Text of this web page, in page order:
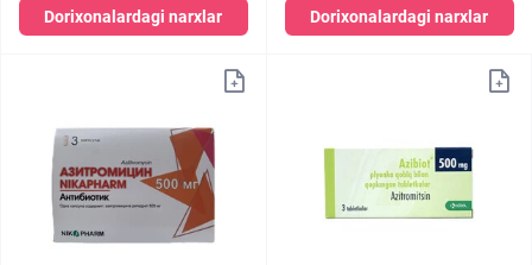
Dorixonalardagi narxlar Dorixonalardagi narxlar